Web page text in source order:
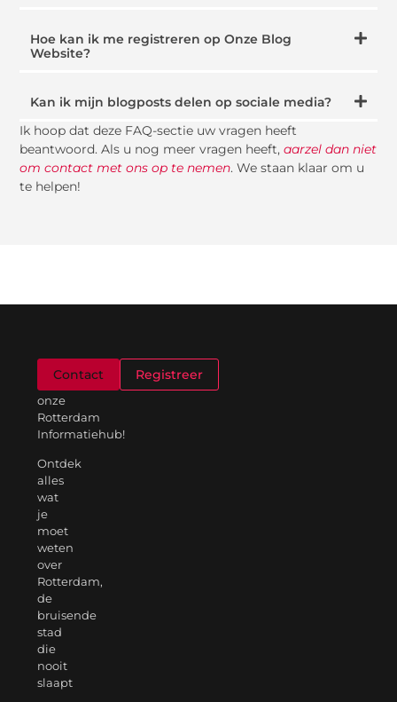
Hoe kan ik me registreren op Onze Blog
Website?
Kan ik mijn blogposts delen op sociale media?
Ik hoop dat deze FAQ-sectie uw vragen heeft
beantwoord. Als u nog meer vragen heeft,aarzel dan niet
om contact met ons op te nemen. We staan klaar om u
te helpen!
onze
Rotterdam
Informatiehub!
Ontdek
alles
wat
je
moet
weten
over
Rotterdam,
de
bruisende
stad
die
nooit
slaapt
Contact Registreer